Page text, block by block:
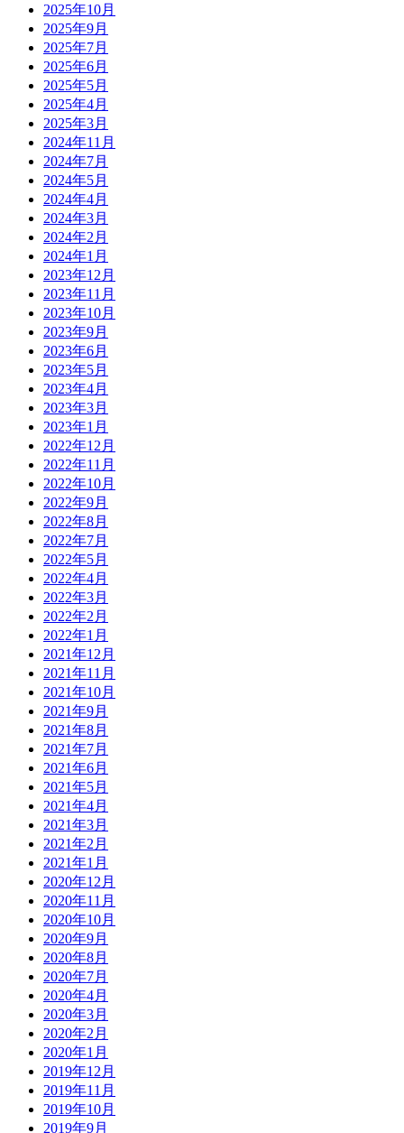
2025年10月
2025年9月
2025年7月
2025年6月
2025年5月
2025年4月
2025年3月
2024年11月
2024年7月
2024年5月
2024年4月
2024年3月
2024年2月
2024年1月
2023年12月
2023年11月
2023年10月
2023年9月
2023年6月
2023年5月
2023年4月
2023年3月
2023年1月
2022年12月
2022年11月
2022年10月
2022年9月
2022年8月
2022年7月
2022年5月
2022年4月
2022年3月
2022年2月
2022年1月
2021年12月
2021年11月
2021年10月
2021年9月
2021年8月
2021年7月
2021年6月
2021年5月
2021年4月
2021年3月
2021年2月
2021年1月
2020年12月
2020年11月
2020年10月
2020年9月
2020年8月
2020年7月
2020年4月
2020年3月
2020年2月
2020年1月
2019年12月
2019年11月
2019年10月
2019年9月